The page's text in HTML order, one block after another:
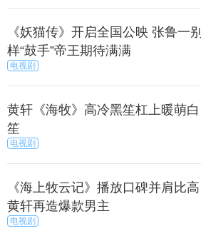
《妖猫传》开启全国公映 张鲁一别
样“鼓手”帝王期待满满
电视剧
黄轩《海牧》高冷黑笙杠上暖萌白
笙
电视剧
《海上牧云记》播放口碑并肩比高
黄轩再造爆款男主
电视剧